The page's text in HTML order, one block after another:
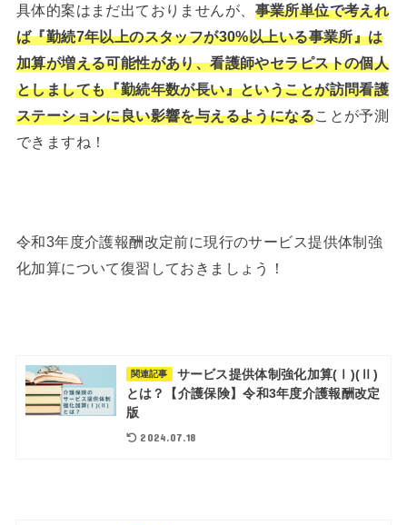
具体的案はまだ出ておりませんが、 事業所単位で考えれ
ば『勤続7年以上のスタッフが30%以上いる事業所』は
加算が増える可能性があり、看護師やセラピストの個人
としましても『勤続年数が長い』ということが訪問看護
ステーションに良い影響を与えるようになることが予測
できますね！
令和3年度介護報酬改定前に現行のサービス提供体制強
化加算について復習しておきましょう！
関連記事
サービス提供体制強化加算(Ⅰ)(Ⅱ)
とは？【介護保険】令和3年度介護報酬改定
版
2024.07.18